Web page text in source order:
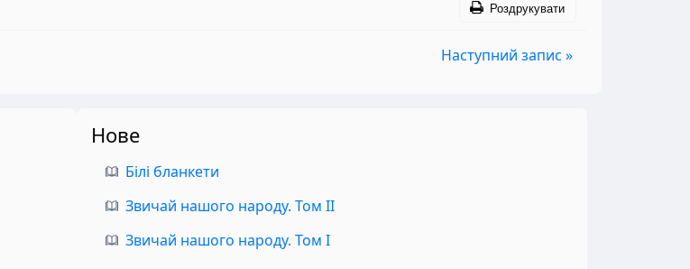
Роздрукувати
Наступний запис »
Нове
Білі бланкети
Звичай нашого народу. Том II
Звичай нашого народу. Том I